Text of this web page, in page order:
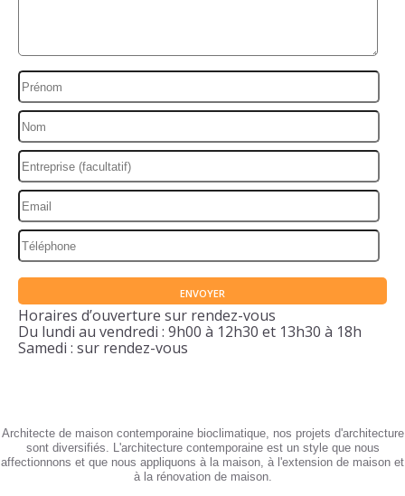
Horaires d’ouverture sur rendez-vous
Du lundi au vendredi : 9h00 à 12h30 et 13h30 à 18h
Samedi : sur rendez-vous
Architecte de maison contemporaine bioclimatique, nos projets d'architecture
sont diversifiés. L'architecture contemporaine est un style que nous
affectionnons et que nous appliquons à la maison, à l'extension de maison et
à la rénovation de maison.